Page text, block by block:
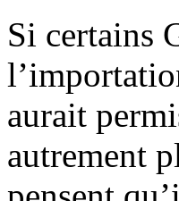
Si certains
aurait
autrement